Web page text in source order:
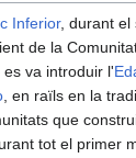
Inferior, durant el
de la
va introduir l'
, en raïls en la
que
tot el primer